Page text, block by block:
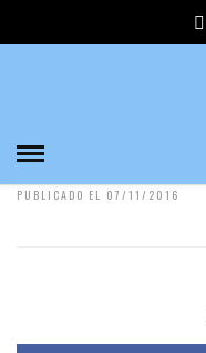
PUBLICADO EL 07/11/2016